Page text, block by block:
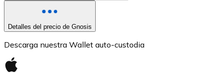
Detalles del precio de Gnosis
Descarga nuestra Wallet auto-custodia